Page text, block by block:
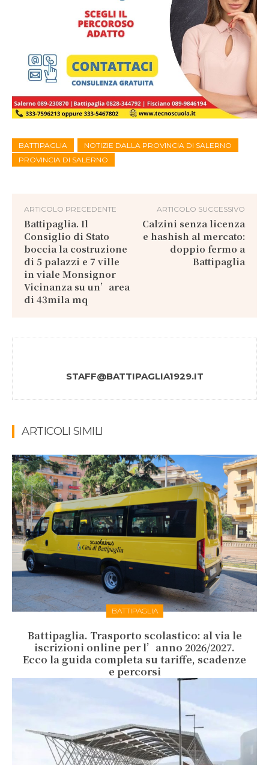
BATTIPAGLIA
NOTIZIE DALLA PROVINCIA DI SALERNO
PROVINCIA DI SALERNO
ARTICOLO PRECEDENTE
Battipaglia. Il
Consiglio di Stato
boccia la costruzione
di 5 palazzi e 7 ville
in viale Monsignor
Vicinanza su un’area
di 43mila mq
ARTICOLO SUCCESSIVO
Calzini senza licenza
e hashish al mercato:
doppio fermo a
Battipaglia
STAFF@BATTIPAGLIA1929.IT
ARTICOLI SIMILI
BATTIPAGLIA
Battipaglia. Trasporto scolastico: al via le
iscrizioni online per l’anno 2026/2027.
Ecco la guida completa su tariffe, scadenze
e percorsi